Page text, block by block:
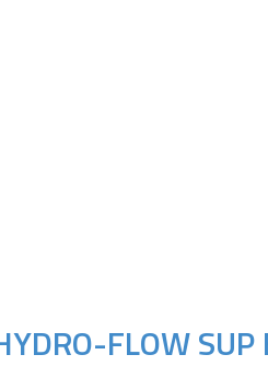
FLOW SUP